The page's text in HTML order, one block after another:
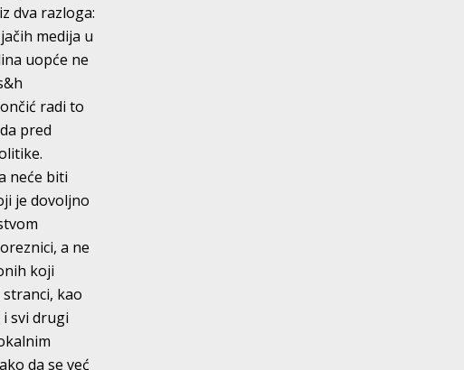
dva razloga:
medija u
uopće ne
radi to
pred
neće biti
je dovoljno
a ne
koji
kao
svi drugi
da se već